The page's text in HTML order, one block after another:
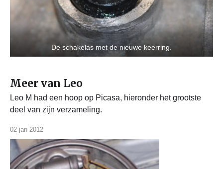
De schakelas met de nieuwe keerring.
Meer van Leo
Leo M had een hoop op Picasa, hieronder het grootste
deel van zijn verzameling.
02 jan 2012